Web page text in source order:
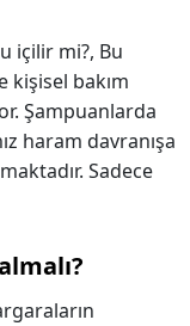
içilir mi?, Bu
bakım
Şampuanlarda
haram davranışa
Sadece